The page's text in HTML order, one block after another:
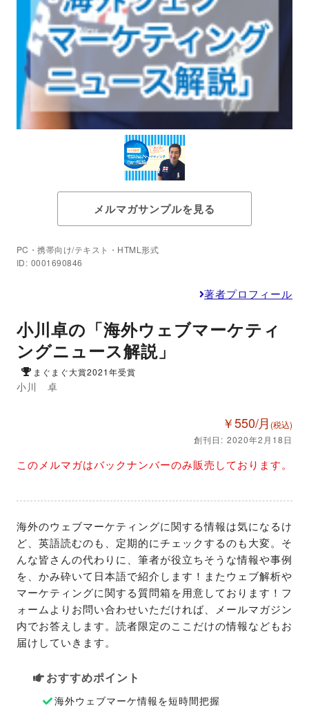
メルマガサンプルを見る
PC・携帯向け/テキスト・HTML形式
ID: 0001690846
著者プロフィール
小川卓の「海外ウェブマーケティ
ングニュース解説」
まぐまぐ大賞2021年受賞
小川 卓
￥550/月 (税込)
創刊日: 2020年2月18日
このメルマガはバックナンバーのみ販売しております。
海外のウェブマーケティングに関する情報は気になるけ
ど、英語読むのも、定期的にチェックするのも大変。そ
んな皆さんの代わりに、筆者が役立ちそうな情報や事例
を、かみ砕いて日本語で紹介します！またウェブ解析や
マーケティングに関する質問箱を用意しております！フ
ォームよりお問い合わせいただければ、メールマガジン
内でお答えします。読者限定のここだけの情報などもお
届けしていきます。
おすすめポイント
海外ウェブマーケ情報を短時間把握